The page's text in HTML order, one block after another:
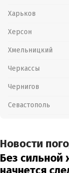
Харьков
Херсон
Хмельницкий
Черкассы
Чернигов
Севастополь
Новости
Без сильной
начнется